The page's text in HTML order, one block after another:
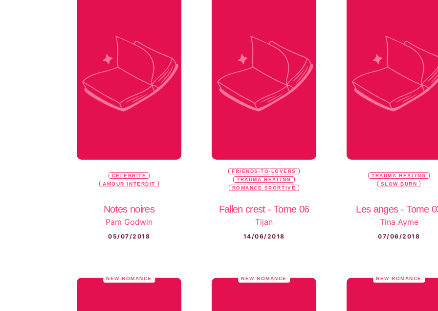
CÉLÉBRITÉ
AMOUR INTERDIT
Notes noires
Pam Godwin
05/07/2018
FRIENDS-TO-LOVERS
TRAUMA HEALING
ROMANCE SPORTIVE
Fallen crest - Tome 06
Tijan
14/06/2018
TRAUMA HEALING
SLOW BURN
Les anges - Tome
Tina Ayme
07/06/2018
NEW ROMANCE NEW ROMANCE NEW ROMANCE